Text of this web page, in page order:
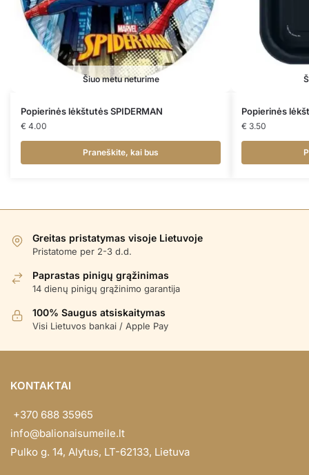
Šiuo metu neturime
Popierinės lėkštutės SPIDERMAN
€ 4.00
Praneškite, kai bus
Popierinės
€ 3.50
Greitas pristatymas visoje Lietuvoje
Pristatome per 2-3 d.d.
Paprastas pinigų grąžinimas
14 dienų pinigų grąžinimo garantija
100% Saugus atsiskaitymas
Visi Lietuvos bankai / Apple Pay
KONTAKTAI
+370 688 35965
info@balionaisumeile.lt
Pulko g. 14, Alytus, LT-62133, Lietuva